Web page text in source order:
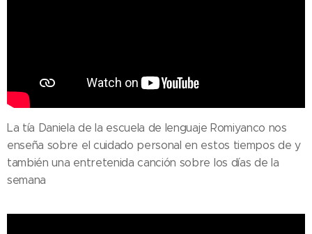
La tía Daniela de la escuela de lenguaje Romiyanco nos
enseña sobre el cuidado personal en estos tiempos de y
también una entretenida canción sobre los días de la
semana